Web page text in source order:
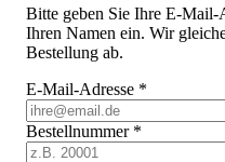
Bitte geben Sie Ihre E-Mail-
Ihren Namen ein. Wir
Bestellung ab.
E-Mail-Adresse *
Bestellnummer *